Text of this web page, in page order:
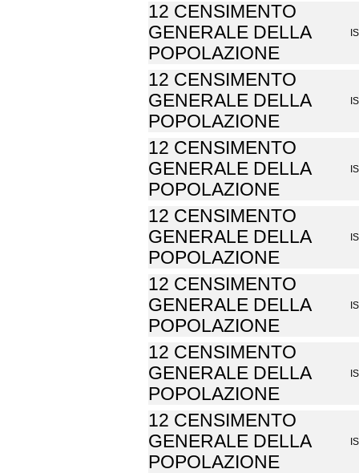
12 CENSIMENTO
GENERALE DELLA
POPOLAZIONE
12 CENSIMENTO
GENERALE DELLA
POPOLAZIONE
12 CENSIMENTO
GENERALE DELLA
POPOLAZIONE
12 CENSIMENTO
GENERALE DELLA
POPOLAZIONE
12 CENSIMENTO
GENERALE DELLA
POPOLAZIONE
12 CENSIMENTO
GENERALE DELLA
POPOLAZIONE
12 CENSIMENTO
GENERALE DELLA
POPOLAZIONE